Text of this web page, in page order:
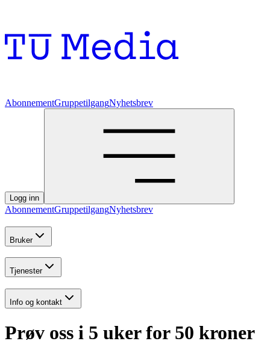
AbonnementGruppetilgangNyhetsbrev
Logg inn
AbonnementGruppetilgangNyhetsbrev
Bruker
Tjenester
Info og kontakt
Prøv oss i 5 uker for 50 kroner